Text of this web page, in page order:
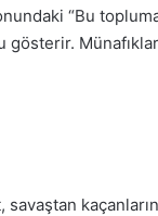
“Bu
gösterir.
savaştan